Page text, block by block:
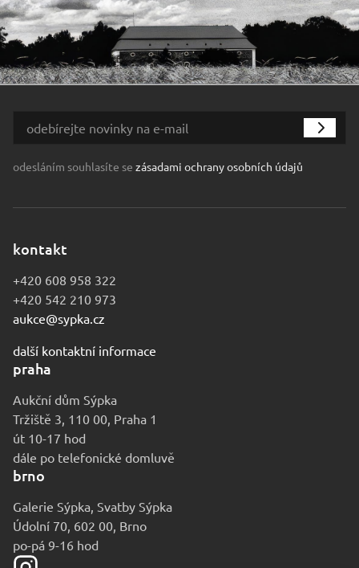
odesláním souhlasíte se zásadami ochrany osobních údajů
kontakt
+420 608 958 322
+420 542 210 973
aukce@sypka.cz
další kontaktní informace
praha
Aukční dům Sýpka
Tržiště 3, 110 00, Praha 1
út 10-17 hod
dále po telefonické domluvě
brno
Galerie Sýpka, Svatby Sýpka
Údolní 70, 602 00, Brno
po-pá 9-16 hod